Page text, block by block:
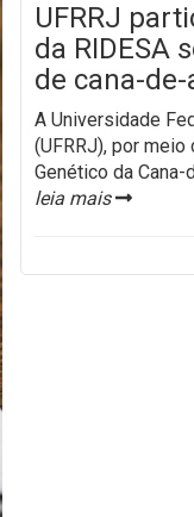
UFRRJ
da RIDESA
de cana-
A Universidade
(UFRRJ), por
Genético da
leia mais